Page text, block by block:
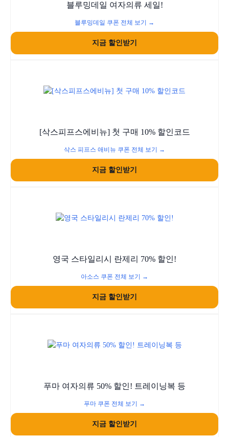
블루밍데일 여자의류 세일!
블루밍데일 쿠폰 전체 보기 →
지금 할인받기
[삭스피프스에비뉴] 첫 구매 10% 할인코드
삭스 피프스 애비뉴 쿠폰 전체 보기 →
지금 할인받기
영국 스타일리시 란제리 70% 할인!
아소스 쿠폰 전체 보기 →
지금 할인받기
푸마 여자의류 50% 할인! 트레이닝복 등
푸마 쿠폰 전체 보기 →
지금 할인받기